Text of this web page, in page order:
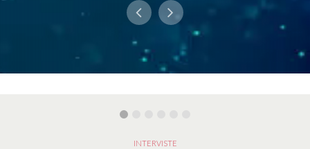
INTERVISTE